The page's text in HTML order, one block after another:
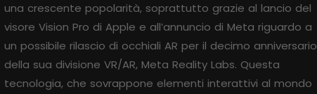
una crescente popolarità, soprattutto grazie al lancio del
visore Vision Pro di Apple e all’annuncio di Meta riguardo a
un possibile rilascio di occhiali AR per il decimo anniversario
della sua divisione VR/AR, Meta Reality Labs. Questa
tecnologia, che sovrappone elementi interattivi al mondo